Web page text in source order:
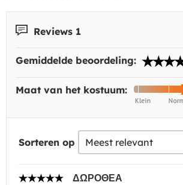
Reviews 1
Gemiddelde beoordeling:
Maat van het kostuum:
Sorteren op
ΔΩΡΟΘΕΑ